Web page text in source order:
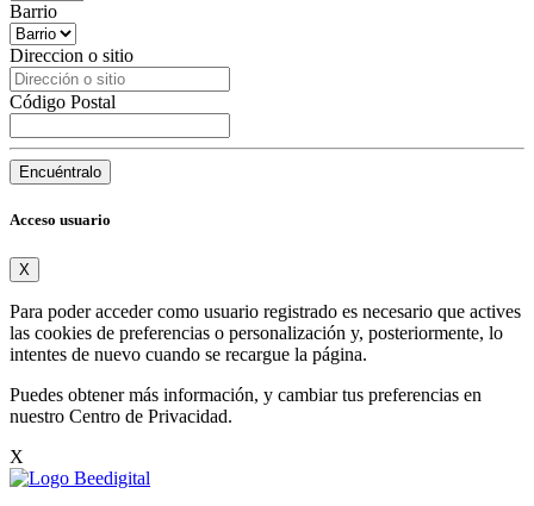
Barrio
Direccion o sitio
Código Postal
Encuéntralo
Acceso usuario
X
Para poder acceder como usuario registrado es necesario que actives
las cookies de preferencias o personalización y, posteriormente, lo
intentes de nuevo cuando se recargue la página.
Puedes obtener más información, y cambiar tus preferencias en
nuestro Centro de Privacidad.
X